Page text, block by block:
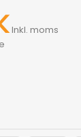
Inkl. moms